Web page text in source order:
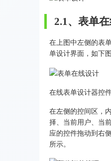
2.1、表单
在上图中左侧的表
单设计界面，如下图
在线表单设计器控
在左侧的控间区，
择、当前用户、当
应的控件拖动到右
所示。